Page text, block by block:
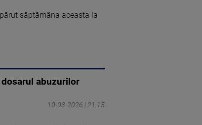
săptămâna aceasta la
abuzurilor
10-03-2026 | 21:15